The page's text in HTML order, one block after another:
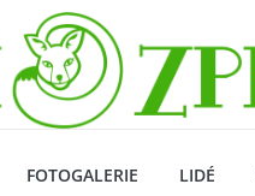
FOTOGALERIE LIDÉ